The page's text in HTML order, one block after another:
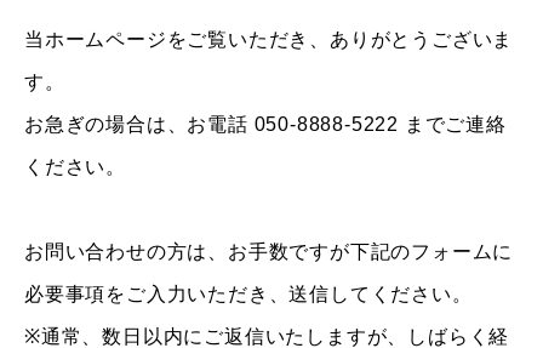
当ホームページをご覧いただき、ありがとうございま
す。
お急ぎの場合は、お電話 050-8888-5222 までご連絡
ください。
お問い合わせの方は、お手数ですが下記のフォームに
必要事項をご入力いただき、送信してください。
※通常、数日以内にご返信いたしますが、しばらく経